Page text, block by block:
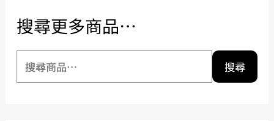
搜尋更多商品…
搜尋